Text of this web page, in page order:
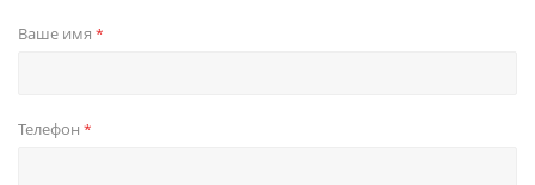
Ваше имя *
Телефон *